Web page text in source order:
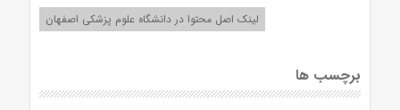
لینک اصل محتوا در دانشگاه علوم پزشکی اصفهان
برچسب ها